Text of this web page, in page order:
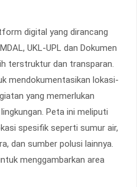
digital yang dirancang
UKL-UPL dan Dokumen
terstruktur dan transparan.
mendokumentasikan lokasi-
yang memerlukan
Peta ini meliputi
spesifik seperti sumur air,
dan sumber polusi lainnya.
menggambarkan area